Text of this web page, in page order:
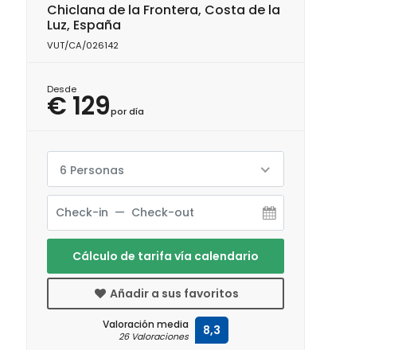
Chiclana de la Frontera, Costa de la
Luz, España
VUT/CA/026142
Desde
€ 129por día
6 Personas
Cálculo de tarifa vía calendario
Añadir a sus favoritos
Valoración media
26 Valoraciones 8,3